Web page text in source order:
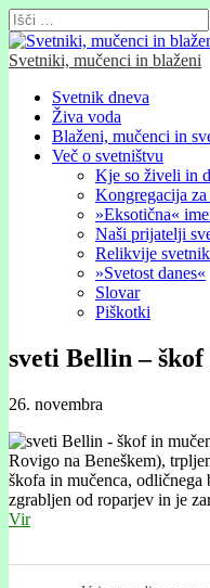
Išči:
Svetniki, mučenci in blaženi
Glavni
meni
Skip
content
Svetnik dneva
Živa voda
Blaženi, mučenci in
Več o svetništvu
Kje so živeli in
Kongregacija
»Eksotična«
Naši prijatelji
Relikvije
»Svetost danes«
Slovar
Piškotki
sveti Bellin – škof
26. novembra
Rovigo na Beneškem),
škofa in mučenca,
zgrabljen od roparjev in je
Vir